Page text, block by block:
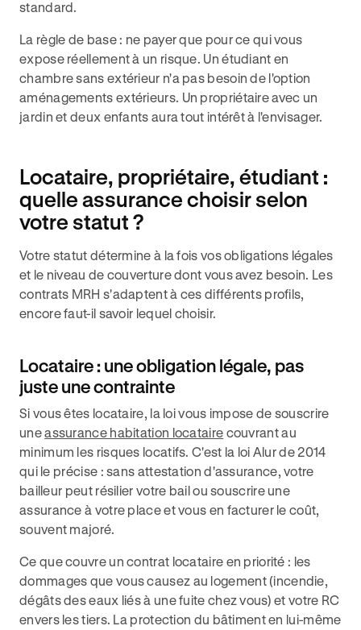
standard.
La règle de base : ne payer que pour ce qui vous
expose réellement à un risque. Un étudiant en
chambre sans extérieur n'a pas besoin de l'option
aménagements extérieurs. Un propriétaire avec un
jardin et deux enfants aura tout intérêt à l'envisager.
Locataire, propriétaire, étudiant :
quelle assurance choisir selon
votre statut ?
Votre statut détermine à la fois vos obligations légales
et le niveau de couverture dont vous avez besoin. Les
contrats MRH s'adaptent à ces différents profils,
encore faut-il savoir lequel choisir.
Locataire : une obligation légale, pas
juste une contrainte
Si vous êtes locataire, la loi vous impose de souscrire
uneassurance habitation locataire couvrant au
minimum les risques locatifs. C'est la loi Alur de 2014
qui le précise : sans attestation d'assurance, votre
bailleur peut résilier votre bail ou souscrire une
assurance à votre place et vous en facturer le coût,
souvent majoré.
Ce que couvre un contrat locataire en priorité : les
dommages que vous causez au logement (incendie,
dégâts des eaux liés à une fuite chez vous) et votre RC
envers les tiers. La protection du bâtiment en lui-même